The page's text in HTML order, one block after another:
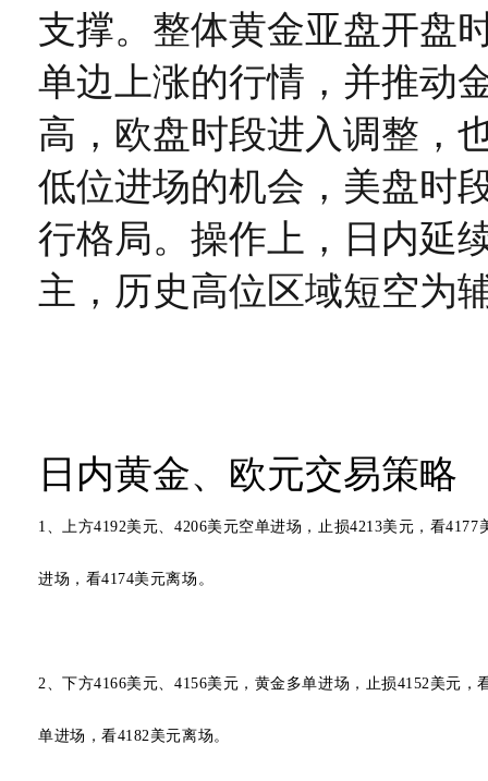
支撑。整体黄金亚盘开盘
单边上涨的行情，并推动
高，欧盘时段进入调整，
低位进场的机会，美盘时
行格局。操作上，日内延
主，历史高位区域短空为
日内黄金、欧元交易策略
1、上方4192美元、4206美元空单进场，止损4213美元，看
进场，看4174美元离场。
2、下方4166美元、4156美元，黄金多单进场，止损4152美元，
单进场，看4182美元离场。